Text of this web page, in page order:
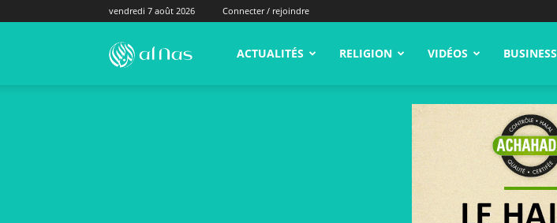
vendredi 7 août 2026 Connecter / rejoindre
alNas.fr ACTUALITÉS RELIGION VIDÉOS BUSINESS